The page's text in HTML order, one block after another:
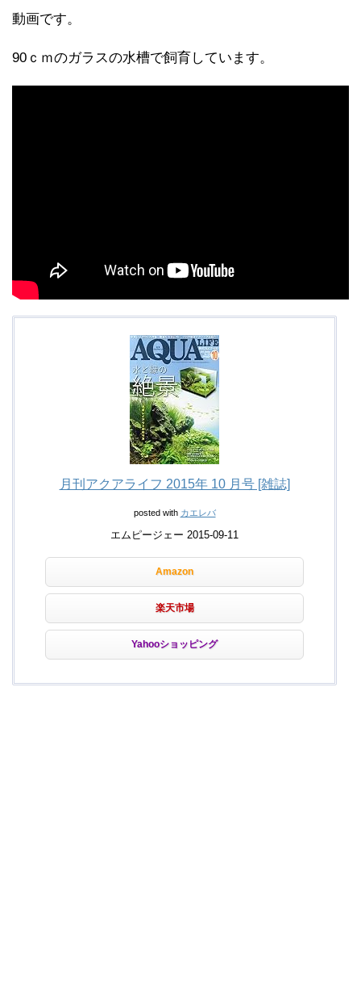
動画です。
90ｃｍのガラスの水槽で飼育しています。
月刊アクアライフ 2015年 10 月号 [雑誌]
posted with カエレバ
エムピージェー 2015-09-11
Amazon
楽天市場
Yahooショッピング